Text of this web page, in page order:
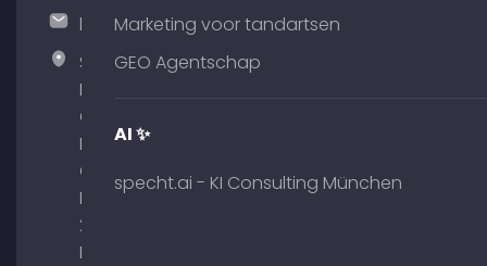
hallo@timospecht.de
Specht
Marketing
GmbH –
Palais am
Obelisk
Briennerstr.
29 80333
München
Marketing voor tandartsen
GEO Agentschap
AI ✨
specht.ai - KI Consulting München